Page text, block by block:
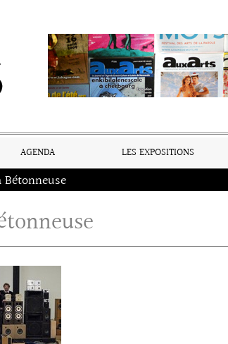
AGENDA LES EXPOSITIONS
Bétonneuse